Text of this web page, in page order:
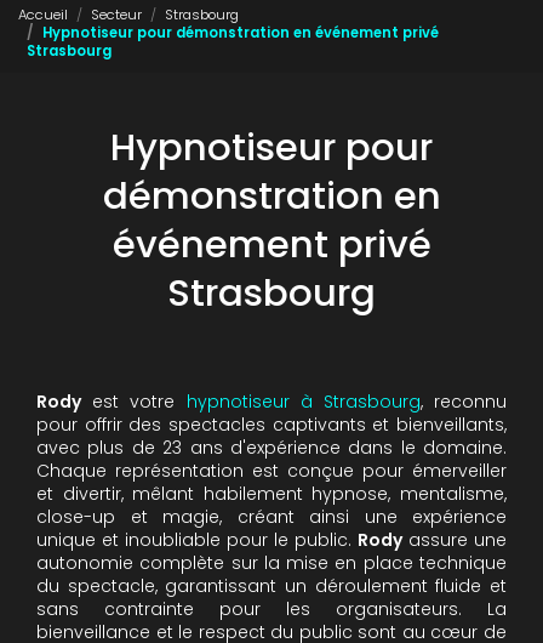
Accueil Secteur
Strasbourg
Hypnotiseur pour démonstration en événement privé
Strasbourg
Hypnotiseur pour
démonstration en
événement privé
Strasbourg
Rodyest votre hypnotiseur à Strasbourg, reconnu
pour offrir des spectacles captivants et bienveillants,
avec plus de 23 ans d'expérience dans le domaine.
Chaque représentation est conçue pour émerveiller
et divertir, mêlant habilement hypnose, mentalisme,
close-up et magie, créant ainsi une expérience
unique et inoubliable pour le public. Rodyassure une
autonomie complète sur la mise en place technique
du spectacle, garantissant un déroulement fluide et
sans contrainte pour les organisateurs. La
bienveillance et le respect du public sont au cœur de